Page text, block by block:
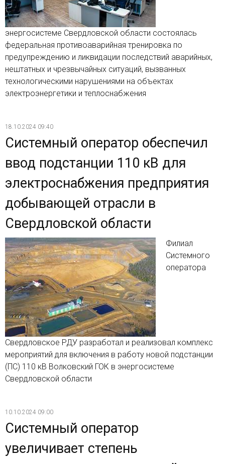
энергосистеме Свердловской области состоялась
федеральная противоаварийная тренировка по
предупреждению и ликвидации последствий аварийных,
нештатных и чрезвычайных ситуаций, вызванных
технологическими нарушениями на объектах
электроэнергетики и теплоснабжения
18.10.2024 09:40
Системный оператор обеспечил
ввод подстанции 110 кВ для
электроснабжения предприятия
добывающей отрасли в
Свердловской области
Филиал
Системного
оператора
Свердловское РДУ разработал и реализовал комплекс
мероприятий для включения в работу новой подстанции
(ПС) 110 кВ Волковский ГОК в энергосистеме
Свердловской области
10.10.2024 09:00
Системный оператор
увеличивает степень